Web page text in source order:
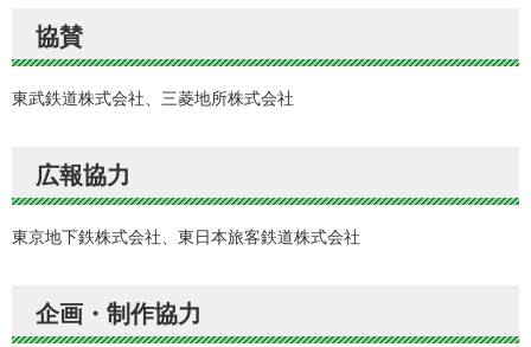
協賛
東武鉄道株式会社、三菱地所株式会社
広報協力
東京地下鉄株式会社、東日本旅客鉄道株式会社
企画・制作協力